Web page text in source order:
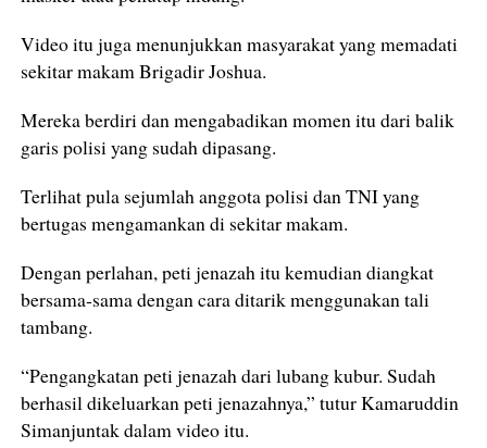
Video itu juga menunjukkan masyarakat yang memadati
sekitar makam Brigadir Joshua.
Mereka berdiri dan mengabadikan momen itu dari balik
garis polisi yang sudah dipasang.
Terlihat pula sejumlah anggota polisi dan TNI yang
bertugas mengamankan di sekitar makam.
Dengan perlahan, peti jenazah itu kemudian diangkat
bersama-sama dengan cara ditarik menggunakan tali
tambang.
“Pengangkatan peti jenazah dari lubang kubur. Sudah
berhasil dikeluarkan peti jenazahnya,” tutur Kamaruddin
Simanjuntak dalam video itu.